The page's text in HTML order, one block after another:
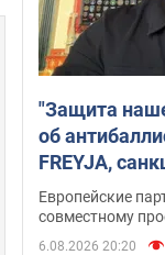
"Защита
об
FREYJA,
поддержке
Европейские
совместному
6.08.2026 20:20